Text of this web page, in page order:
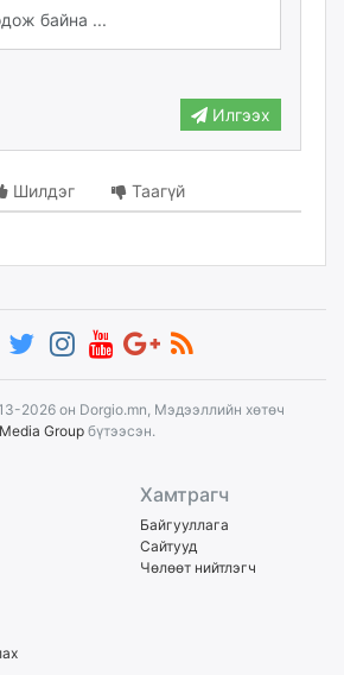
Илгээх
Шилдэг Таагүй
2026 он Dorgio.mn, Мэдээллийн хөтөч
Group бүтээсэн.
Хамтрагч
Байгууллага
Сайтууд
Чөлөөт нийтлэгч